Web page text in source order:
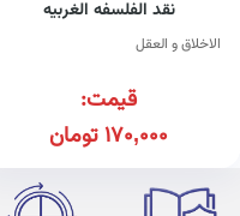
نقد الفلسفه الغربیه
الاخلاق و العقل
قیمت:
170,000تومان